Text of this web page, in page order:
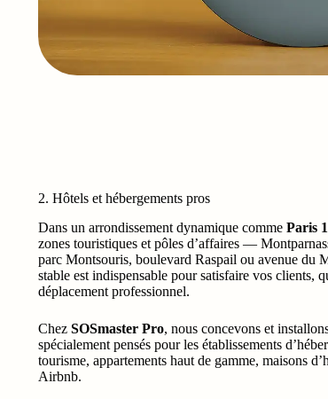
2. Hôtels et hébergements pros
Dans un arrondissement dynamique comme Paris
zones touristiques et pôles d’affaires —
parc Montsouris, boulevard Raspail ou avenue
stable est indispensable pour satisfaire vos clients,
déplacement professionnel.
Chez SOSmaster Pro, nous concevons et
spécialement pensés pour les établissements
tourisme, appartements haut de gamme, maisons
Airbnb.